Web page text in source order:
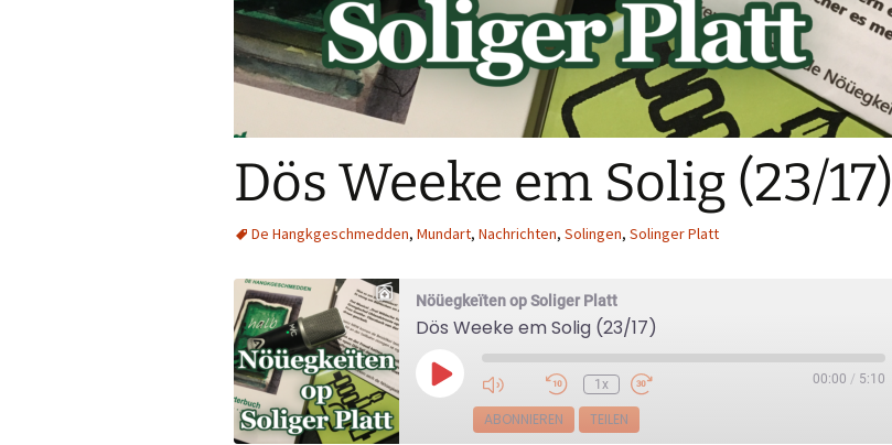
Dös Weeke em Solig (23/17)
De Hangkgeschmedden, Mundart, Nachrichten, Solingen, Solinger Platt
Nöüegkeïten op Soliger Platt
Dös Weeke em Solig (23/17)
Play
Episode
1x 00:00 / 5:10
ABONNIEREN TEILEN